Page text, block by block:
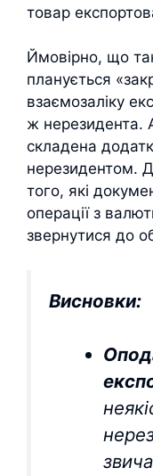
товар
Ймовірно, що
планується
взаємозаліку
ж нерезидента.
складена
нерезидентом.
того, які
операції з
звернутися до
Висновки: